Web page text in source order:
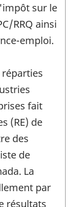
sur le
RRQ ainsi
emploi.
fait
(RE) de
des
de
La
par
résultats